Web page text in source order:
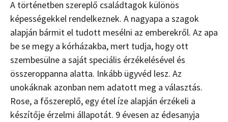
A történetben szereplő családtagok különös
képességekkel rendelkeznek. A nagyapa a szagok
alapján bármit el tudott mesélni az emberekről. Az apa
be se megy a kórházakba, mert tudja, hogy ott
szembesülne a saját speciális érzékelésével és
összeroppanna alatta. Inkább ügyvéd lesz. Az
unokáknak azonban nem adatott meg a választás.
Rose, a főszereplő, egy étel íze alapján érzékeli a
készítője érzelmi állapotát. 9 évesen az édesanyja